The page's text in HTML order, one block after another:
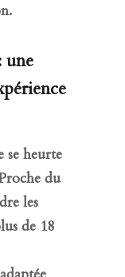
une
se heurte
du
les
de 18